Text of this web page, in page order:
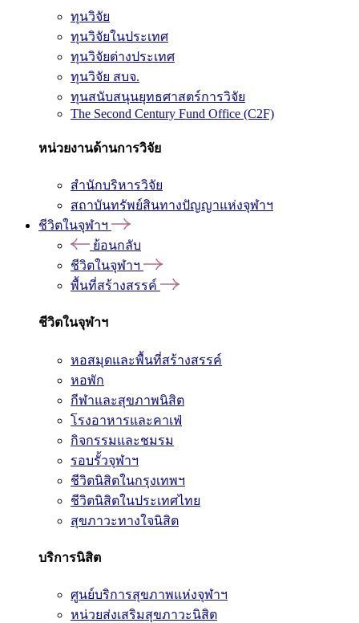
ทุนวิจัย
ทุนวิจัยในประเทศ
ทุนวิจัยต่างประเทศ
ทุนวิจัย สบจ.
ทุนสนับสนุนยุทธศาสตร์การวิจัย
The Second Century Fund Office (C2F)
หน่วยงานด้านการวิจัย
สำนักบริหารวิจัย
สถาบันทรัพย์สินทางปัญญาแห่งจุฬาฯ
ชีวิตในจุฬาฯ
ย้อนกลับ
ชีวิตในจุฬาฯ
พื้นที่สร้างสรรค์
ชีวิตในจุฬาฯ
หอสมุดและพื้นที่สร้างสรรค์
หอพัก
กีฬาและสุขภาพนิสิต
โรงอาหารและคาเฟ่
กิจกรรมและชมรม
รอบรั้วจุฬาฯ
ชีวิตนิสิตในกรุงเทพฯ
ชีวิตนิสิตในประเทศไทย
สุขภาวะทางใจนิสิต
บริการนิสิต
ศูนย์บริการสุขภาพแห่งจุฬาฯ
หน่วยส่งเสริมสุขภาวะนิสิต